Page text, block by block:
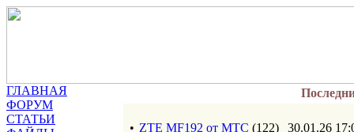
ГЛАВНАЯ
ФОРУМ
СТАТЬИ
• ZTE MF192 от МТС (122)
30.01.26